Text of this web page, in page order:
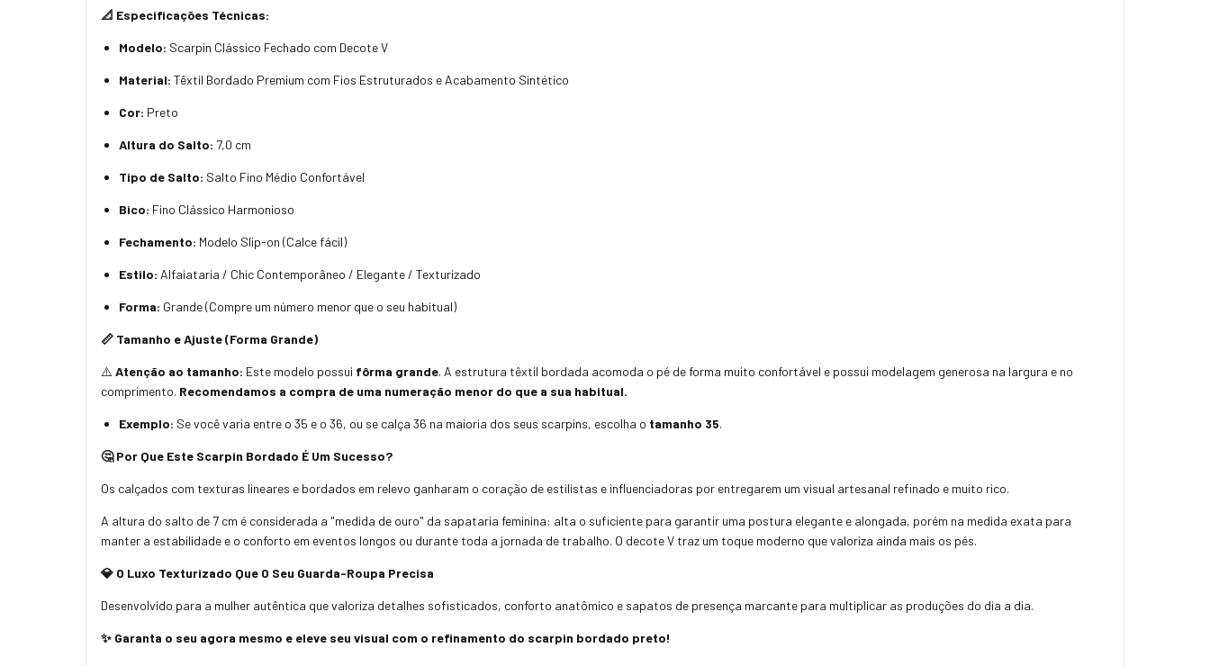
📐 Especificações Técnicas:
Modelo: Scarpin Clássico Fechado com Decote V
Material: Têxtil Bordado Premium com Fios Estruturados e Acabamento Sintético
Cor: Preto
Altura do Salto: 7,0 cm
Tipo de Salto: Salto Fino Médio Confortável
Bico: Fino Clássico Harmonioso
Fechamento: Modelo Slip-on (Calce fácil)
Estilo: Alfaiataria / Chic Contemporâneo / Elegante / Texturizado
Forma: Grande (Compre um número menor que o seu habitual)
📏 Tamanho e Ajuste (Forma Grande)
⚠️ Atenção ao tamanho: Este modelo possui fôrma grande. A estrutura têxtil bordada acomoda o pé de forma muito confortável e possui modelagem generosa na largura e no
comprimento. Recomendamos a compra de uma numeração menor do que a sua habitual.
Exemplo: Se você varia entre o 35 e o 36, ou se calça 36 na maioria dos seus scarpins, escolha o tamanho 35.
🤔 Por Que Este Scarpin Bordado É Um Sucesso?
Os calçados com texturas lineares e bordados em relevo ganharam o coração de estilistas e influenciadoras por entregarem um visual artesanal refinado e muito rico.
A altura do salto de 7 cm é considerada a "medida de ouro" da sapataria feminina: alta o suficiente para garantir uma postura elegante e alongada, porém na medida exata para
manter a estabilidade e o conforto em eventos longos ou durante toda a jornada de trabalho. O decote V traz um toque moderno que valoriza ainda mais os pés.
💎 O Luxo Texturizado Que O Seu Guarda-Roupa Precisa
Desenvolvido para a mulher autêntica que valoriza detalhes sofisticados, conforto anatômico e sapatos de presença marcante para multiplicar as produções do dia a dia.
✨ Garanta o seu agora mesmo e eleve seu visual com o refinamento do scarpin bordado preto!